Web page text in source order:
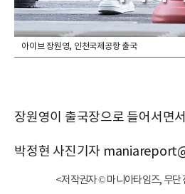
아이브 장원영, 인천국제공항 출국
장원영이 출국장으로 들어서면
박정현 사진기자
<저작권자 © 마니아타임즈, 무단